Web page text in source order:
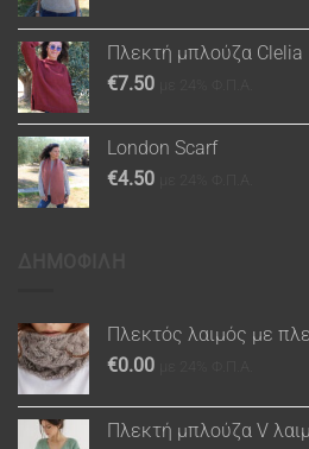
Πλεκτή μπλούζα Clelia
€7.50
London Scarf
€4.50
Πλεκτός λαιμός με
€0.00
Πλεκτή μπλούζα V